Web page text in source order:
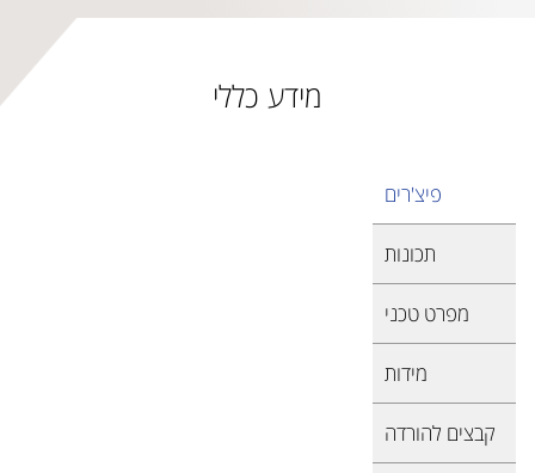
מידע כללי
פיצ'רים
תכונות
מפרט טכני
מידות
קבצים להורדה